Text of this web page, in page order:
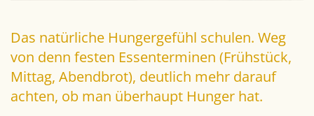
Das natürliche Hungergefühl schulen. Weg
von denn festen Essenterminen (Frühstück,
Mittag, Abendbrot), deutlich mehr darauf
achten, ob man überhaupt Hunger hat.